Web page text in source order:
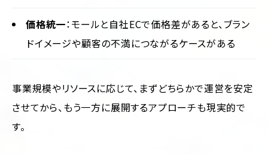
価格統一：モールと自社ECで価格差があると、ブラン
ドイメージや顧客の不満につながるケースがある
事業規模やリソースに応じて、まずどちらかで運営を安定
させてから、もう一方に展開するアプローチも現実的で
す。